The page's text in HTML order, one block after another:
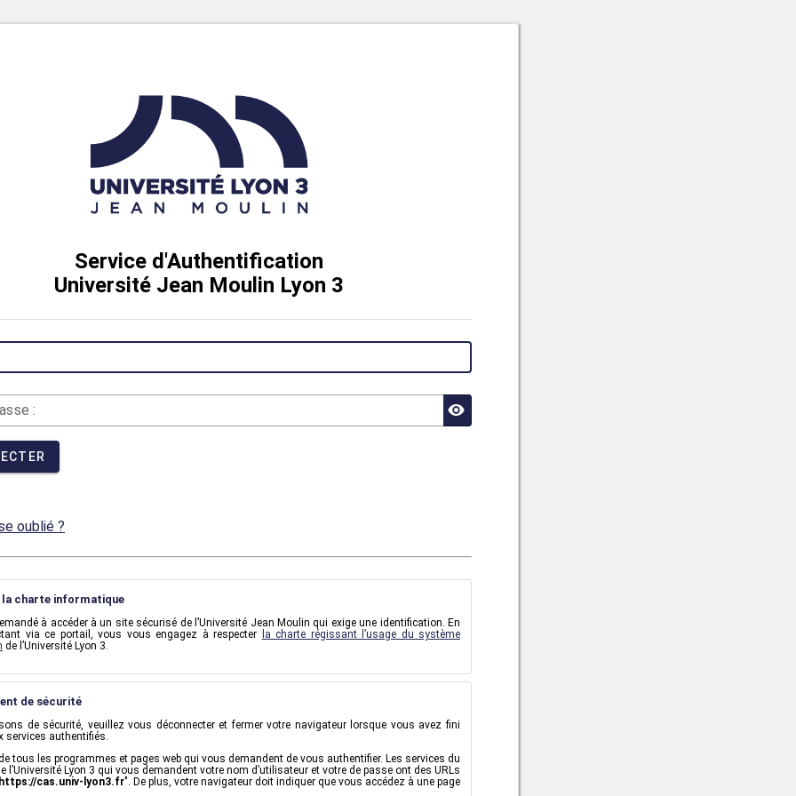
Service d'Authentification
Université Jean Moulin Lyon 3
:
oublié ?
la charte informatique
à accéder à un site sécurisé de l’Université Jean Moulin qui exige une identification. En
via ce portail, vous vous engagez à respecter
la charte régissant l’usage du système
de l’Université Lyon 3.
de sécurité
de sécurité, veuillez vous déconnecter et fermer votre navigateur lorsque vous avez fini
services authentifiés.
tous les programmes et pages web qui vous demandent de vous authentifier. Les services du
l’Université Lyon 3 qui vous demandent votre nom d’utilisateur et votre de passe ont des URLs
https://cas.univ-lyon3.fr". De plus, votre navigateur doit indiquer que vous accédez à une page